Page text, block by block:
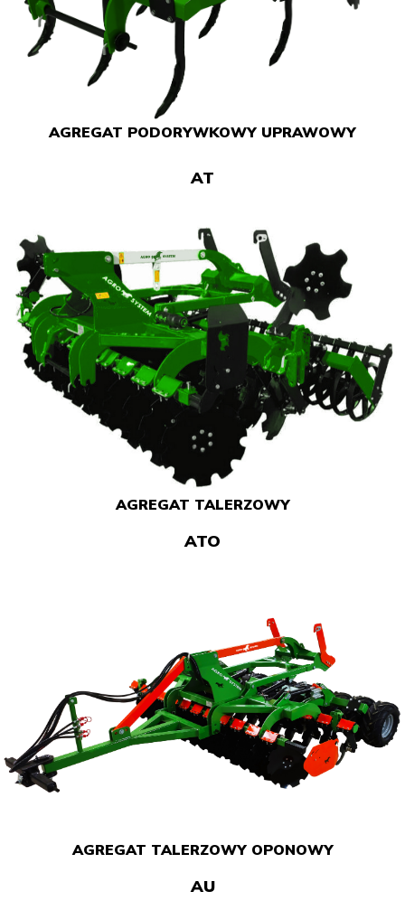
AGREGAT PODORYWKOWY UPRAWOWY
AT
AGREGAT TALERZOWY
ATO
AGREGAT TALERZOWY OPONOWY
AU